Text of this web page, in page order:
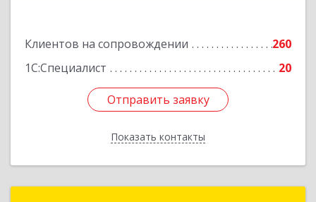
Клиентов на сопровождении
260
1С:Специалист
20
Отправить заявку
Показать контакты
Отправить заявку
Назад